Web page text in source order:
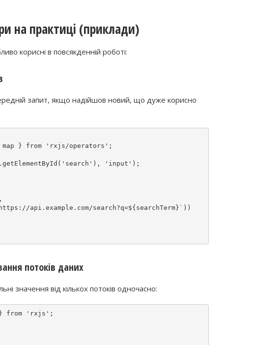
на практиці (приклади)
корисні в повсякденній роботі:
запит, якщо надійшов новий, що дуже корисно
} from 'rxjs/operators' ;
. getElementById ( 'search' ), 'input' );
api.example.com/search?q=${searchTerm} `))
потоків даних
значення від кількох потоків одночасно:
from 'rxjs' ;